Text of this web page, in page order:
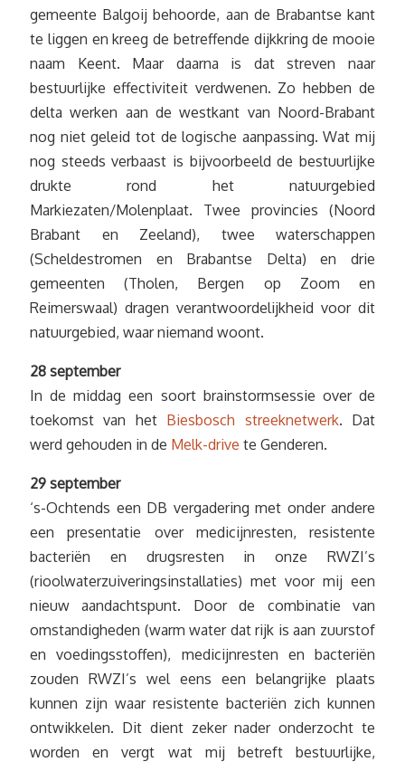
gemeente Balgoij behoorde, aan de Brabantse kant
te liggen en kreeg de betreffende dijkkring de mooie
naam Keent. Maar daarna is dat streven naar
bestuurlijke effectiviteit verdwenen. Zo hebben de
delta werken aan de westkant van Noord-Brabant
nog niet geleid tot de logische aanpassing. Wat mij
nog steeds verbaast is bijvoorbeeld de bestuurlijke
drukte rond het natuurgebied
Markiezaten/Molenplaat. Twee provincies (Noord
Brabant en Zeeland), twee waterschappen
(Scheldestromen en Brabantse Delta) en drie
gemeenten (Tholen, Bergen op Zoom en
Reimerswaal) dragen verantwoordelijkheid voor dit
natuurgebied, waar niemand woont.
28 september
In de middag een soort brainstormsessie over de
toekomst van het Biesbosch streeknetwerk. Dat
werd gehouden in de Melk-drive te Genderen.
29 september
‘s-Ochtends een DB vergadering met onder andere
een presentatie over medicijnresten, resistente
bacteriën en drugsresten in onze RWZI’s
(rioolwaterzuiveringsinstallaties) met voor mij een
nieuw aandachtspunt. Door de combinatie van
omstandigheden (warm water dat rijk is aan zuurstof
en voedingsstoffen), medicijnresten en bacteriën
zouden RWZI’s wel eens een belangrijke plaats
kunnen zijn waar resistente bacteriën zich kunnen
ontwikkelen. Dit dient zeker nader onderzocht te
worden en vergt wat mij betreft bestuurlijke,